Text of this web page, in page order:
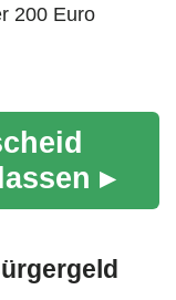
200 Euro
▸